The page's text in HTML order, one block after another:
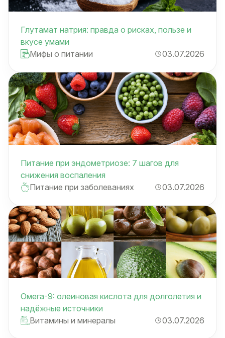
Глутамат натрия: правда о рисках, пользе и
вкусе умами
Мифы о питании
03.07.2026
Питание при эндометриозе: 7 шагов для
снижения воспаления
Питание при заболеваниях
03.07.2026
Омега-9: олеиновая кислота для долголетия и
надёжные источники
Витамины и минералы
03.07.2026